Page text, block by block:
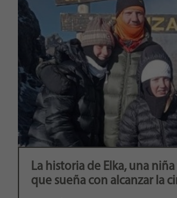
La historia de Elka, una
que sueña con alcanzar la